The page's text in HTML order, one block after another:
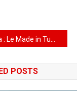
in Tunisia à l’International
POSTS